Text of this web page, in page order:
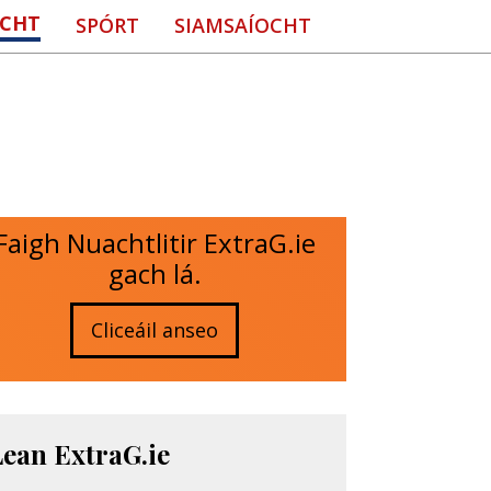
SPÓRT SIAMSAÍOCHT
Nuachtlitir ExtraG.ie
gach lá.
Cliceáil anseo
ExtraG.ie